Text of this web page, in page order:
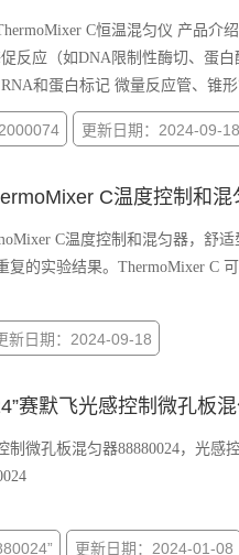
C恒温混匀仪 产品介
反应（如DNA限制性酶切、蛋
和蛋白标记 微量反应管、锥
更新日期：2024-09-18
C温度控制和混
C温度控制和混匀器，舒
复的实验结果。ThermoMixer C
新日期：2024-09-18
赛默飞光感控制微孔板
制微孔板混匀器88880024，光感
更新日期：2024-01-08